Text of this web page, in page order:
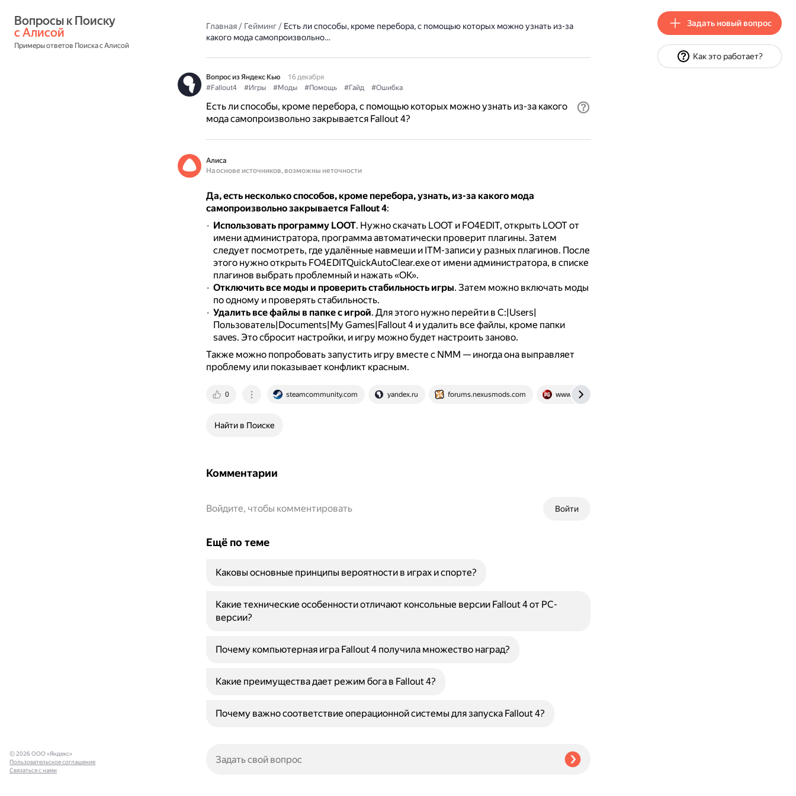
с Алисой
Примеры ответов Поиска с Алисой
Главная/ Гейминг/ Есть ли способы, кроме перебора, с помощью которых можно узнать из-за
какого мода самопроизвольно…
Вопрос из Яндекс Кью
16 декабря
#Fallout4
#Игры #Моды #Помощь #Гайд #Ошибка
Есть ли способы, кроме перебора, с помощью которых можно узнать из-за какого
мода самопроизвольно закрывается Fallout 4?
Алиса
На основе источников, возможны неточности
Да, есть несколько способов, кроме перебора, узнать, из-за какого мода
самопроизвольно закрывается Fallout 4:
Использовать программу LOOT. Нужно скачать LOOT и FO4EDIT, открыть LOOT от
имени администратора, программа автоматически проверит плагины. Затем
следует посмотреть, где удалённые навмеши и ITM-записи у разных плагинов. После
этого нужно открыть FO4EDITQuickAutoClear.exe от имени администратора, в списке
плагинов выбрать проблемный и нажать «ОК».
Отключить все моды и проверить стабильность игры. Затем можно включать моды
по одному и проверять стабильность.
Удалить все файлы в папке с игрой. Для этого нужно перейти в C:|Users|
Пользователь|Documents|My Games|Fallout 4 и удалить все файлы, кроме папки
saves. Это сбросит настройки, и игру можно будет настроить заново.
Также можно попробовать запустить игру вместе с NMM — иногда она выправляет
проблему или показывает конфликт красным.
0 steamcommunity.com yandex.ru forums.nexusmods.com www.playground.ru
Найти в Поиске
Комментарии
Войти
Войдите, чтобы комментировать
Ещё по теме
Каковы основные принципы вероятности в играх и спорте?
Какие технические особенности отличают консольные версии Fallout 4 от PC-
версии?
Почему компьютерная игра Fallout 4 получила множество наград?
Какие преимущества дает режим бога в Fallout 4?
Почему важно соответствие операционной системы для запуска Fallout 4?
© 2026 ООО «Яндекс»
Пользовательское соглашение
Связаться с нами
Задать новый вопрос
Как это работает?